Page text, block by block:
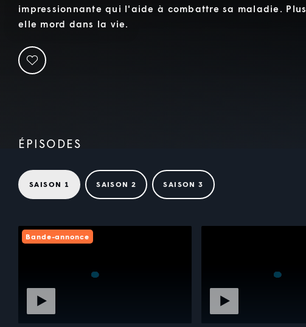
impressionnante qui l'aide à combattre sa maladie.
elle mord dans la vie.
ÉPISODES
SAISON 1 SAISON 2 SAISON 3
Bande-annonce